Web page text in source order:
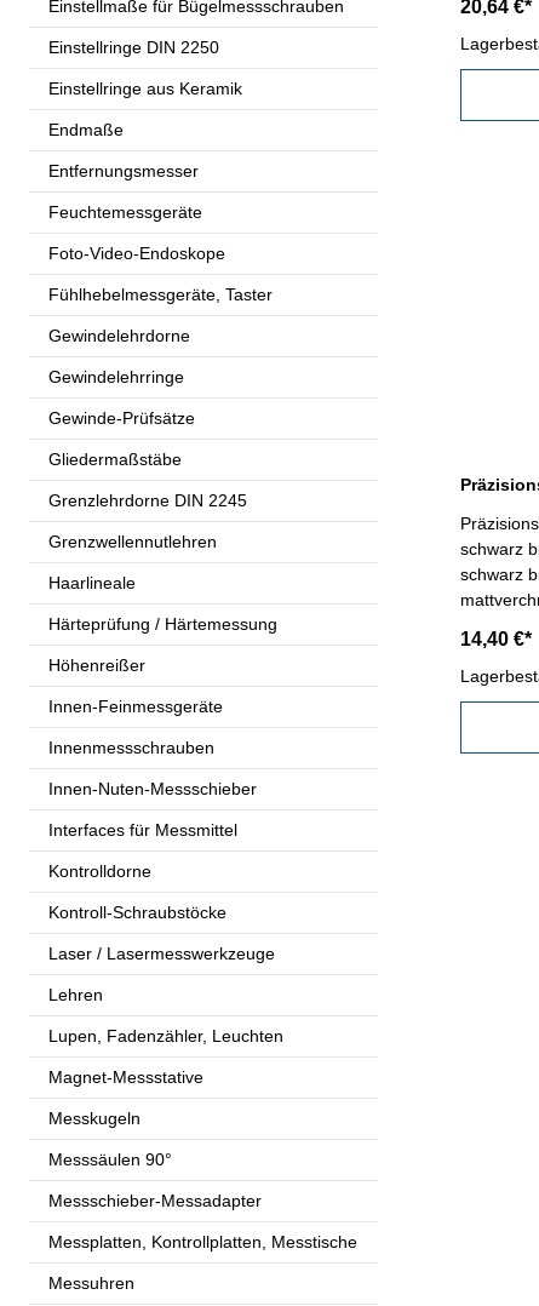
Einstellmaße für Bügelmessschrauben
Einstellringe DIN 2250
Einstellringe aus Keramik
Endmaße
Entfernungsmesser
Feuchtemessgeräte
Foto-Video-Endoskope
Fühlhebelmessgeräte, Taster
Gewindelehrdorne
Gewindelehrringe
Gewinde-Prüfsätze
Gliedermaßstäbe
Grenzlehrdorne DIN 2245
Grenzwellennutlehren
Haarlineale
Härteprüfung / Härtemessung
Höhenreißer
Innen-Feinmessgeräte
Innenmessschrauben
Innen-Nuten-Messschieber
Interfaces für Messmittel
Kontrolldorne
Kontroll-Schraubstöcke
Laser / Lasermesswerkzeuge
Lehren
Lupen, Fadenzähler, Leuchten
Magnet-Messstative
Messkugeln
Messsäulen 90°
Messschieber-Messadapter
Messplatten, Kontrollplatten, Messtische
Messuhren
im Behältnis/
70 mm
20,64 €*
schwarz
schwarz
im Behältnis/Kasten
mm
14,40 €*